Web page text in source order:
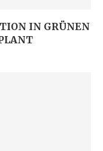
IN GRÜNEN W